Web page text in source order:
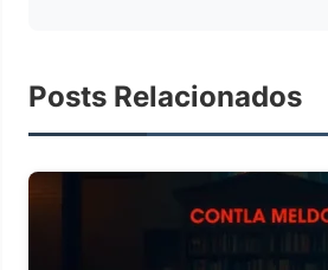
Posts Relacionados